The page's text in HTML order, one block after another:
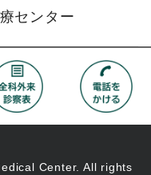
センター
Center. All rights